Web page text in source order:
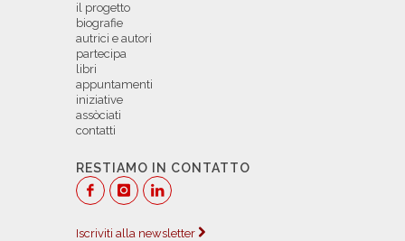
il progetto
biografie
autrici e autori
partecipa
libri
appuntamenti
iniziative
assòciati
contatti
RESTIAMO IN CONTATTO
Iscriviti alla newsletter